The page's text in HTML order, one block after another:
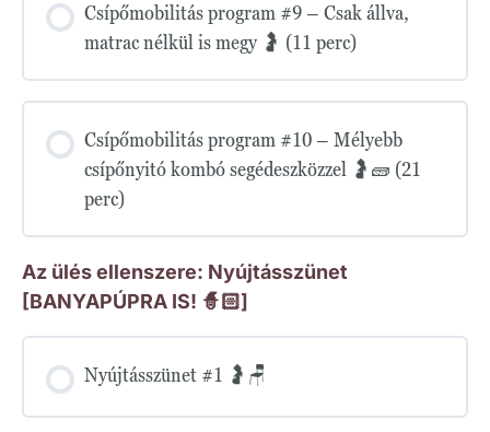
Csípőmobilitás program #9 – Csak állva,
matrac nélkül is megy 🤰 (11 perc)
Csípőmobilitás program #10 – Mélyebb
csípőnyitó kombó segédeszközzel 🤰🧱 (21
perc)
Az ülés ellenszere: Nyújtásszünet
[BANYAPÚPRA IS! 🧙🏻]
Nyújtásszünet #1 🤰🪑